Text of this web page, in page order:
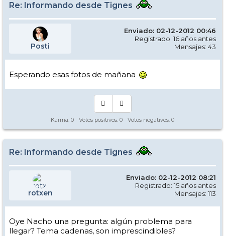
Re: Informando desde Tignes
Posti
Enviado: 02-12-2012 00:46
Registrado: 16 años antes
Mensajes: 43
Esperando esas fotos de mañana
Karma: 0 - Votos positivos: 0 - Votos negativos: 0
Re: Informando desde Tignes
rotxen
Enviado: 02-12-2012 08:21
Registrado: 15 años antes
Mensajes: 113
Oye Nacho una pregunta: algún problema para
llegar? Tema cadenas, son imprescindibles?